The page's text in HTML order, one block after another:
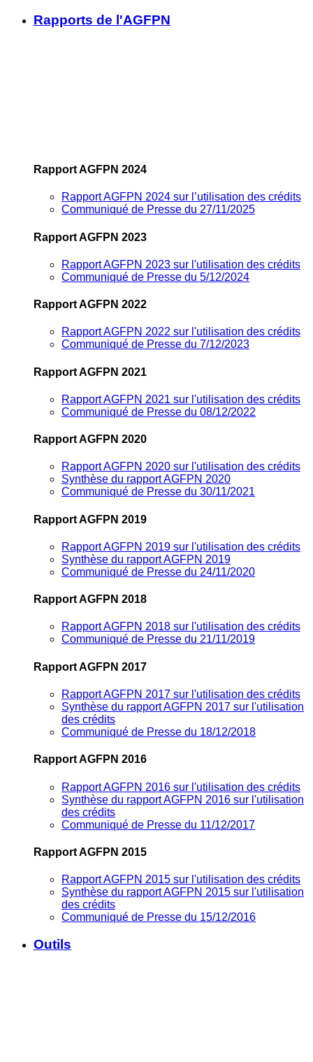
Rapports de l'AGFPN
Rapport AGFPN 2024
Rapport AGFPN 2024 sur l’utilisation des crédits
Communiqué de Presse du 27/11/2025
Rapport AGFPN 2023
Rapport AGFPN 2023 sur l'utilisation des crédits
Communiqué de Presse du 5/12/2024
Rapport AGFPN 2022
Rapport AGFPN 2022 sur l'utilisation des crédits
Communiqué de Presse du 7/12/2023
Rapport AGFPN 2021
Rapport AGFPN 2021 sur l'utilisation des crédits
Communiqué de Presse du 08/12/2022
Rapport AGFPN 2020
Rapport AGFPN 2020 sur l'utilisation des crédits
Synthèse du rapport AGFPN 2020
Communiqué de Presse du 30/11/2021
Rapport AGFPN 2019
Rapport AGFPN 2019 sur l'utilisation des crédits
Synthèse du rapport AGFPN 2019
Communiqué de Presse du 24/11/2020
Rapport AGFPN 2018
Rapport AGFPN 2018 sur l'utilisation des crédits
Communiqué de Presse du 21/11/2019
Rapport AGFPN 2017
Rapport AGFPN 2017 sur l'utilisation des crédits
Synthèse du rapport AGFPN 2017 sur l'utilisation
des crédits
Communiqué de Presse du 18/12/2018
Rapport AGFPN 2016
Rapport AGFPN 2016 sur l'utilisation des crédits
Synthèse du rapport AGFPN 2016 sur l'utilisation
des crédits
Communiqué de Presse du 11/12/2017
Rapport AGFPN 2015
Rapport AGFPN 2015 sur l'utilisation des crédits
Synthèse du rapport AGFPN 2015 sur l'utilisation
des crédits
Communiqué de Presse du 15/12/2016
Outils